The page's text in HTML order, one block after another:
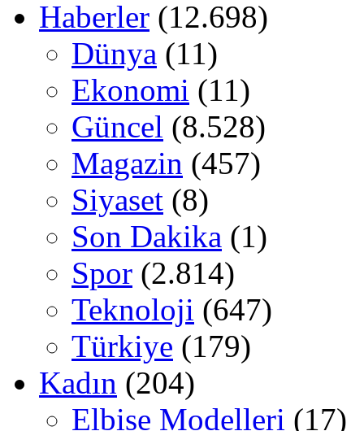
Haberler (12.698)
Dünya (11)
Ekonomi (11)
Güncel (8.528)
Magazin (457)
Siyaset (8)
Son Dakika (1)
Spor (2.814)
Teknoloji (647)
Türkiye (179)
Kadın (204)
Elbise Modelleri (17)